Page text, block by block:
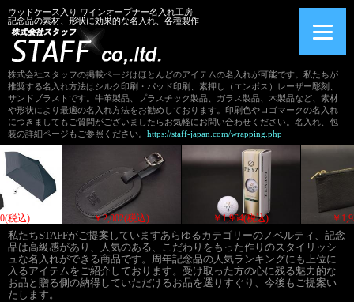
ウッドケース入り ワインオープナー名入れ工房
記念品の素材、形状に効果的な名入れ、各種製作
株式会社スタッフの掲載ページはほとんどのアイテムの名入れが可能です。私たちが
推奨する名入れ方法はシルク印刷・パッド印刷、素押し（エンボス）レーザー彫刻、
サンドブラストです。牛革製品、プラスチック製品、ガラス製品、木製品など、素材
や形状により最適の名入れ方法をお勧めしております。印刷色やロゴマークの名入れ
につきましてもご質問がございましたらお気軽にお問い合わせください。名入れ、包
装の詳細ページもご参照ください。 https://staff-japan.com/wrapping.php
￥2,035(税込)
私たちSTAFFがご提案していますあらゆるカテゴリーのノベルティ、記念
品は高級感があり、人気のある、こだわりをもった作りのスタイリッシ
ュな名入れができる商品です。周年記念品の人気ランキングにも上位に
入るアイテムをご紹介しております。受け取った方の心に残る魅力的な
お品と贈る側の納得していただけるお品を選りすぐり、今後もご提案い
たします。